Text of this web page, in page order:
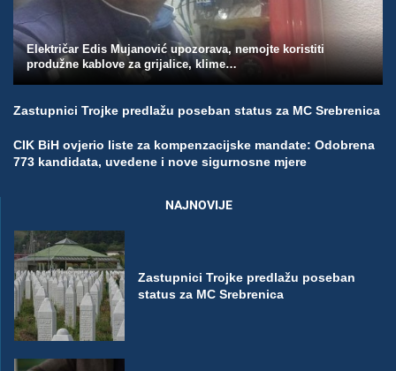
Električar Edis Mujanović upozorava, nemojte koristiti
produžne kablove za grijalice, klime…
Zastupnici Trojke predlažu poseban status za MC Srebrenica
CIK BiH ovjerio liste za kompenzacijske mandate: Odobrena
773 kandidata, uvedene i nove sigurnosne mjere
NAJNOVIJE
Zastupnici Trojke predlažu poseban
status za MC Srebrenica